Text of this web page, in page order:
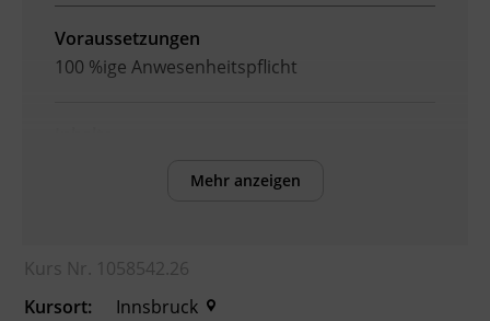
Voraussetzungen
100 %ige Anwesenheitspflicht
geltenden Sicherheitsregeln rationeller
die Fahrzeug- und Sicherheitstechnik
Mehr anzeigen
Kurs Nr. 1058542.26
Kursort:
Innsbruck